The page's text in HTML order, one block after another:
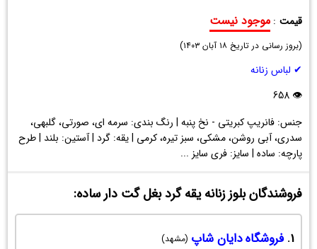
قیمت
بلوز
زنانه
گرد
بغل
دار
ساده
: موجود نیست
(بروز رسانی در تاریخ۱۸ آبان ۱۴۰۳ )
✔ لباس زنانه
👁 658
جنس: فانریپ کبریتی - نخ پنبه | رنگ بندی: سرمه ای، صورتی، گلبهی،
سدری، آبی روشن، مشکی، سبز تیره، کرمی | یقه: گرد | آستین: بلند | طرح
پارچه: ساده | سایز: فری سایز ...
فروشندگان بلوز زنانه یقه گرد بغل گت دار ساده:
1. فروشگاه دایان شاپ (مشهد)